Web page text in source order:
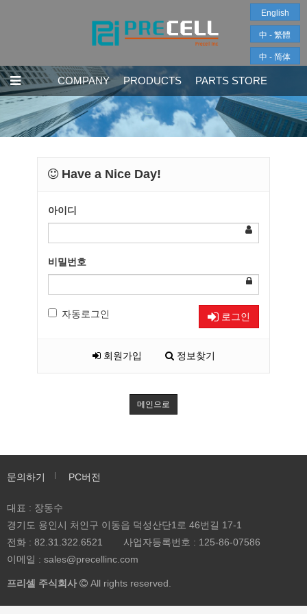
English
中 - 繁體
中 - 简体
COMPANY PRODUCTS PARTS STORE
Have a Nice Day!
아이디
비밀번호
자동로그인 로그인
회원가입 정보찾기
메인으로
문의하기 PC버전
대표 : 장동수
경기도 용인시 처인구 이동읍 덕성산단1로 46번길 17-1
전화 : 82.31.322.6521 사업자등록번호 : 125-86-07586
이메일 : sales@precellinc.com
프리셀 주식회사 All rights reserved.